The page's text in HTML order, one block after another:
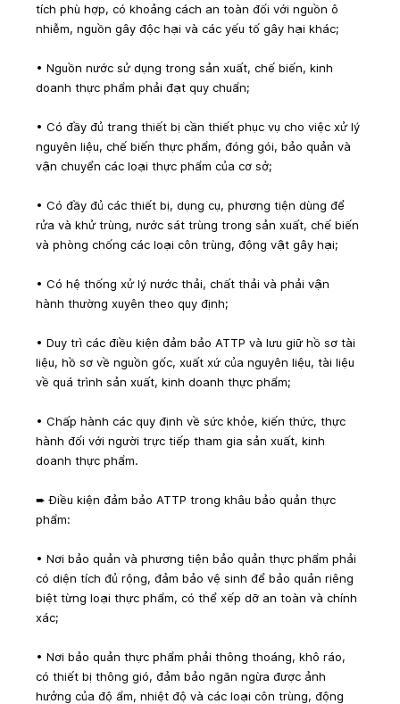
tích phù hợp, có khoảng cách an toàn đối với nguồn ô
nhiễm, nguồn gây độc hại và các yếu tố gây hại khác;
• Nguồn nước sử dụng trong sản xuất, chế biến, kinh
doanh thực phẩm phải đạt quy chuẩn;
• Có đầy đủ trang thiết bị cần thiết phục vụ cho việc xử lý
nguyên liệu, chế biến thực phẩm, đóng gói, bảo quản và
vận chuyển các loại thực phẩm của cơ sở;
• Có đầy đủ các thiết bị, dụng cụ, phương tiện dùng để
rửa và khử trùng, nước sát trùng trong sản xuất, chế biến
và phòng chống các loại côn trùng, động vật gây hại;
• Có hệ thống xử lý nước thải, chất thải và phải vận
hành thường xuyên theo quy định;
• Duy trì các điều kiện đảm bảo ATTP và lưu giữ hồ sơ tài
liệu, hồ sơ về nguồn gốc, xuất xứ của nguyên liệu, tài liệu
về quá trình sản xuất, kinh doanh thực phẩm;
• Chấp hành các quy định về sức khỏe, kiến thức, thực
hành đối với người trực tiếp tham gia sản xuất, kinh
doanh thực phẩm.
➨ Điều kiện đảm bảo ATTP trong khâu bảo quản thực
phẩm:
• Nơi bảo quản và phương tiện bảo quản thực phẩm phải
có diện tích đủ rộng, đảm bảo vệ sinh để bảo quản riêng
biệt từng loại thực phẩm, có thể xếp dỡ an toàn và chính
xác;
• Nơi bảo quản thực phẩm phải thông thoáng, khô ráo,
có thiết bị thông gió, đảm bảo ngăn ngừa được ảnh
hưởng của độ ẩm, nhiệt độ và các loại côn trùng, động